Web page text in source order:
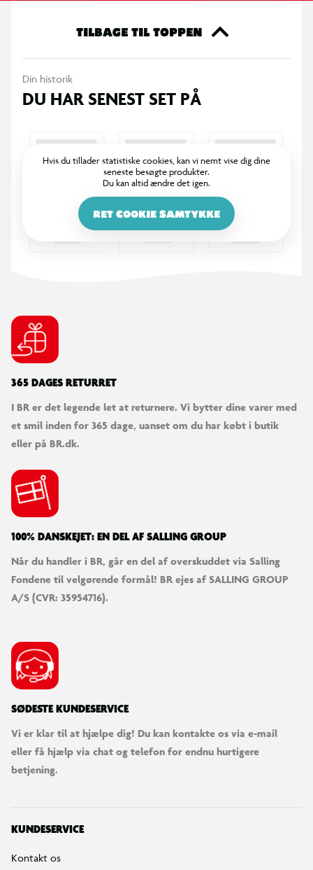
Lyserødt design med “LOVE” på forsiden
blyantspidser
18 farveblyanter og 18 tusser
Velegnet til skole og kreativ brug
TILBAGE TIL TOPPEN
Din historik
DU HAR SENEST SET PÅ
Hvis du tillader statistiske cookies, kan vi nemt vise dig dine
seneste besøgte produkter.
Du kan altid ændre det igen.
RET COOKIE SAMTYKKE
365 DAGES RETURRET
I BR er det legende let at returnere. Vi bytter dine varer med
et smil inden for 365 dage, uanset om du har købt i butik
eller på BR.dk.
100% DANSKEJET: EN DEL AF SALLING GROUP
Når du handler i BR, går en del af overskuddet via Salling
Fondene til velgørende formål! BR ejes af SALLING GROUP
A/S (CVR: 35954716).
SØDESTE KUNDESERVICE
Vi er klar til at hjælpe dig! Du kan kontakte os via e-mail
eller få hjælp via chat og telefon for endnu hurtigere
betjening.
KUNDESERVICE
Kontakt os